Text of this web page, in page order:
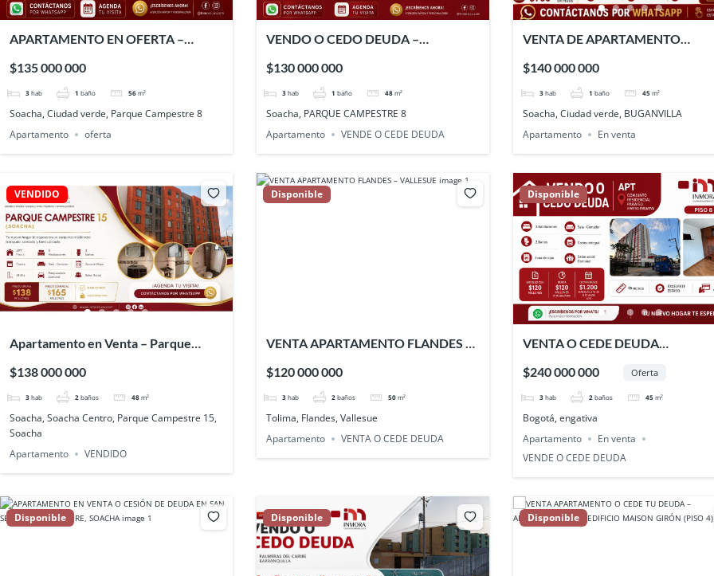
APARTAMENTO EN OFERTA –
$135 000 000
3 hab 1 baño 56 m²
Soacha, Ciudad verde, Parque Campestre 8
Apartamento
oferta
VENDO O CEDO DEUDA –
CAMPESTRE 8 – SOACHA
$130 000 000
3 hab 1 baño 48 m²
Soacha, PARQUE CAMPESTRE 8
Apartamento
VENDE O CEDE DEUDA
VENTA DE APARTAMENTO
$140 000 000
3 hab 1 baño 45 m²
Soacha, Ciudad verde, BUGANVILLA
Apartamento
En venta
VENDIDO
Apartamento en Venta – Parque
$138 000 000
3 hab 2 baños 48 m²
Soacha, Soacha Centro, Parque Campestre 15,
Soacha
Apartamento
VENDIDO
Disponible
VENTA APARTAMENTO FLANDES –
$120 000 000
3 hab 2 baños 50 m²
Tolima, Flandes, Vallesue
Apartamento
VENTA O CEDE DEUDA
Disponible
VENTA O CEDE DEUDA
RESIDENCIAL PARAISO RIVERA
ENGATIVÁ
$240 000 000 Oferta
3 hab 2 baños 45 m²
Bogotá, engativa
Apartamento
En venta
VENDE O CEDE DEUDA
Disponible Disponible Disponible